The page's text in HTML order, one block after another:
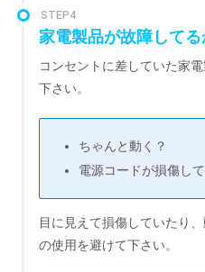
STEP4
家電製品が故障してる
コンセントに差していた家
下さい。
ちゃんと動く？
電源コードが損傷し
目に見えて損傷していたり
の使用を避けて下さい。